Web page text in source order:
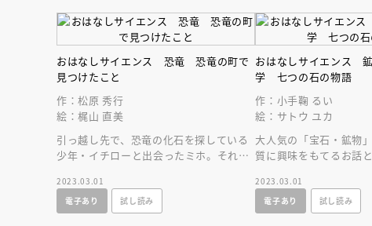
おはなしサイエンス 恐竜 恐竜の町で
見つけたこと
作：松原 秀行
絵：梶山 直美
引っ越し先で、恐竜の化石を探している
少年・イチローと出会ったミホ。それか
はじめていく。
2023.03.01
電子あり
試し読み
おはなしサイエンス
学 七つの石の物語
作：小手鞠 るい
絵：サトウ ユカ
大人気の「宝石・鉱物
質に興味をもてるお話
2023.03.01
電子あり
試し読み